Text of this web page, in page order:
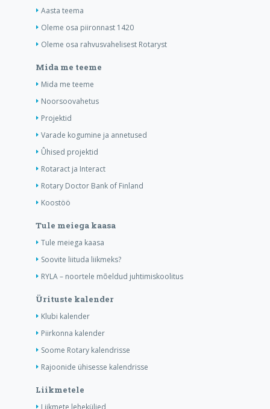
Aasta teema
Oleme osa piironnast 1420
Oleme osa rahvusvahelisest Rotaryst
Mida me teeme
Mida me teeme
Noorsoovahetus
Projektid
Varade kogumine ja annetused
Ûhised projektid
Rotaract ja Interact
Rotary Doctor Bank of Finland
Koostöö
Tule meiega kaasa
Tule meiega kaasa
Soovite liituda liikmeks?
RYLA – noortele mõeldud juhtimiskoolitus
Ürituste kalender
Klubi kalender
Piirkonna kalender
Soome Rotary kalendrisse
Rajoonide ühisesse kalendrisse
Liikmetele
Liikmete leheküljed